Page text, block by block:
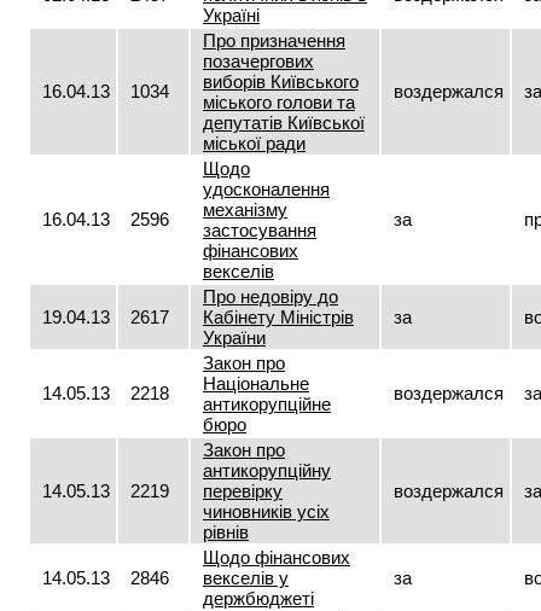
Україні
16.04.13 1034
Про призначення
позачергових
виборів Київського
міського голови та
депутатів Київської
міської ради
воздержался за
16.04.13 2596
Щодо
удосконалення
механізму
застосування
фінансових
векселів
за
19.04.13 2617
Про недовіру до
Кабінету Міністрів
України
за
14.05.13 2218
Закон про
Національне
антикорупційне
бюро
воздержался за
14.05.13 2219
Закон про
антикорупційну
перевірку
чиновників усіх
рівнів
воздержался за
14.05.13 2846
Щодо фінансових
векселів у
держбюджеті
за